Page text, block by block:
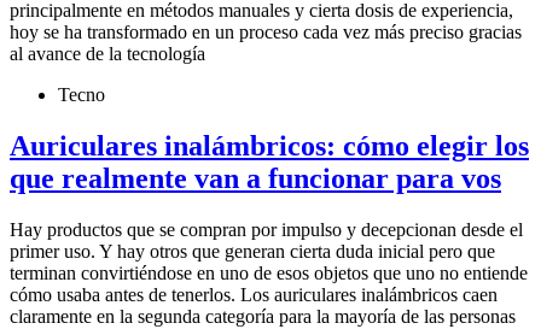
principalmente en métodos manuales y cierta dosis de experiencia,
hoy se ha transformado en un proceso cada vez más preciso gracias
al avance de la tecnología
Tecno
Auriculares inalámbricos: cómo elegir los
que realmente van a funcionar para vos
Hay productos que se compran por impulso y decepcionan desde el
primer uso. Y hay otros que generan cierta duda inicial pero que
terminan convirtiéndose en uno de esos objetos que uno no entiende
cómo usaba antes de tenerlos. Los auriculares inalámbricos caen
claramente en la segunda categoría para la mayoría de las personas